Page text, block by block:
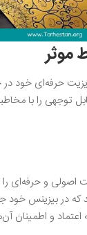
موثر
حرفه‌ای خود
توجهی را با
اصولی و حرفه‌ای را
در بیزینس خود
و اطمینان